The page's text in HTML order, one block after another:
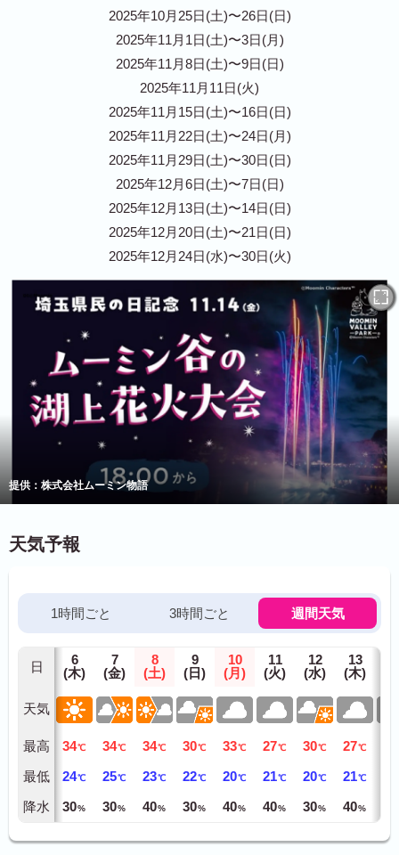
2025年10月25日(土)〜26日(日)
2025年11月1日(土)〜3日(月)
2025年11月8日(土)〜9日(日)
2025年11月11日(火)
2025年11月15日(土)〜16日(日)
2025年11月22日(土)〜24日(月)
2025年11月29日(土)〜30日(日)
2025年12月6日(土)〜7日(日)
2025年12月13日(土)〜14日(日)
2025年12月20日(土)〜21日(日)
2025年12月24日(水)〜30日(火)
提供：株式会社ムーミン物語
天気予報
1時間ごと 3時間ごと 週間天気
日
天気
最高
最低
降水
6
(木)
34℃
24℃
30%
7
(金)
34℃
25℃
30%
8
(土)
34℃
23℃
40%
9
(日)
30℃
22℃
30%
10
(月)
33℃
20℃
40%
11
(火)
27℃
21℃
40%
12
(水)
30℃
20℃
30%
13
(木)
27℃
21℃
40%